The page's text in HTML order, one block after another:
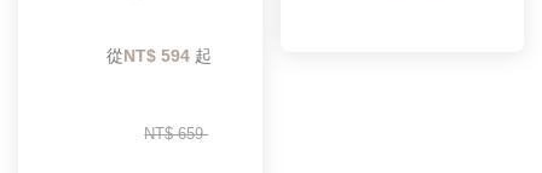
        從
NT$ 594 起
NT$ 659